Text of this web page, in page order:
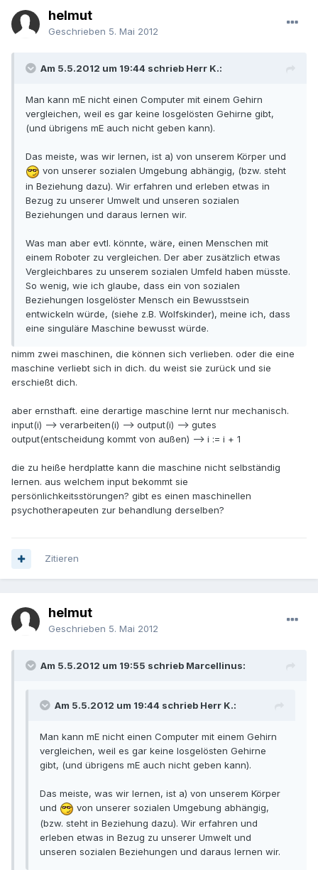
helmut
Geschrieben 5. Mai 2012
Am 5.5.2012 um 19:44 schrieb Herr K.:
Man kann mE nicht einen Computer mit einem Gehirn
vergleichen, weil es gar keine losgelösten Gehirne gibt,
(und übrigens mE auch nicht geben kann).
Das meiste, was wir lernen, ist a) von unserem Körper und
von unserer sozialen Umgebung abhängig, (bzw. steht
in Beziehung dazu). Wir erfahren und erleben etwas in
Bezug zu unserer Umwelt und unseren sozialen
Beziehungen und daraus lernen wir.
Was man aber evtl. könnte, wäre, einen Menschen mit
einem Roboter zu vergleichen. Der aber zusätzlich etwas
Vergleichbares zu unserem sozialen Umfeld haben müsste.
So wenig, wie ich glaube, dass ein von sozialen
Beziehungen losgelöster Mensch ein Bewusstsein
entwickeln würde, (siehe z.B. Wolfskinder), meine ich, dass
eine singuläre Maschine bewusst würde.
nimm zwei maschinen, die können sich verlieben. oder die eine
maschine verliebt sich in dich. du weist sie zurück und sie
erschießt dich.
aber ernsthaft. eine derartige maschine lernt nur mechanisch.
input(i) --> verarbeiten(i) --> output(i) --> gutes
output(entscheidung kommt von außen) --> i := i + 1
die zu heiße herdplatte kann die maschine nicht selbständig
lernen. aus welchem input bekommt sie
persönlichkeitsstörungen? gibt es einen maschinellen
psychotherapeuten zur behandlung derselben?
Zitieren
helmut
Geschrieben 5. Mai 2012
Am 5.5.2012 um 19:55 schrieb Marcellinus:
Am 5.5.2012 um 19:44 schrieb Herr K.:
Man kann mE nicht einen Computer mit einem Gehirn
vergleichen, weil es gar keine losgelösten Gehirne
gibt, (und übrigens mE auch nicht geben kann).
Das meiste, was wir lernen, ist a) von unserem Körper
und
von unserer sozialen Umgebung abhängig,
(bzw. steht in Beziehung dazu). Wir erfahren und
erleben etwas in Bezug zu unserer Umwelt und
unseren sozialen Beziehungen und daraus lernen wir.